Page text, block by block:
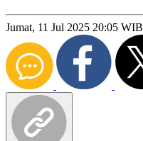
Jumat, 11 Jul 2025 20:05 WIB